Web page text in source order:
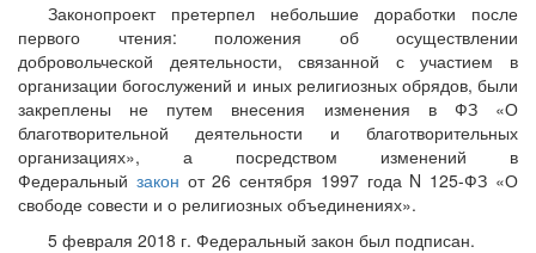
Законопроект претерпел небольшие доработки после
первого чтения: положения об осуществлении
добровольческой деятельности, связанной с участием в
организации богослужений и иных религиозных обрядов, были
закреплены не путем внесения изменения в ФЗ «О
благотворительной деятельности и благотворительных
организациях», а посредством изменений в
Федеральный закон от 26 сентября 1997 года N 125-ФЗ «О
свободе совести и о религиозных объединениях».
5 февраля 2018 г. Федеральный закон был подписан.